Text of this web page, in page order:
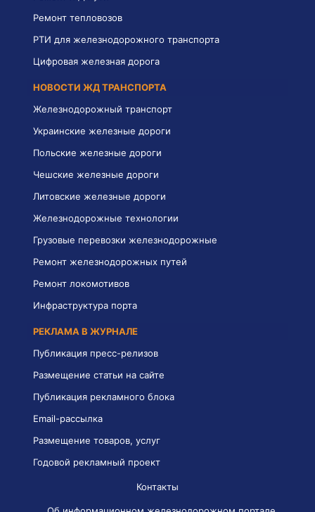
Ремонт тепловозов
РТИ для железнодорожного транспорта
Цифровая железная дорога
НОВОСТИ ЖД ТРАНСПОРТА
Железнодорожный транспорт
Украинские железные дороги
Польские железные дороги
Чешские железные дороги
Литовские железные дороги
Железнодорожные технологии
Грузовые перевозки железнодорожные
Ремонт железнодорожных путей
Ремонт локомотивов
Инфраструктура порта
РЕКЛАМА В ЖУРНАЛЕ
Публикация пресс-релизов
Размещение статьи на сайте
Публикация рекламного блока
Email-рассылка
Размещение товаров, услуг
Годовой рекламный проект
Контакты